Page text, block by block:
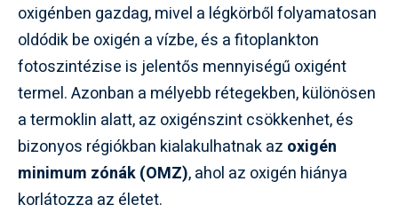
oxigénben gazdag, mivel a légkörből folyamatosan
oldódik be oxigén a vízbe, és a fitoplankton
fotoszintézise is jelentős mennyiségű oxigént
termel. Azonban a mélyebb rétegekben, különösen
a termoklin alatt, az oxigénszint csökkenhet, és
bizonyos régiókban kialakulhatnak az oxigén
minimum zónák (OMZ), ahol az oxigén hiánya
korlátozza az életet.